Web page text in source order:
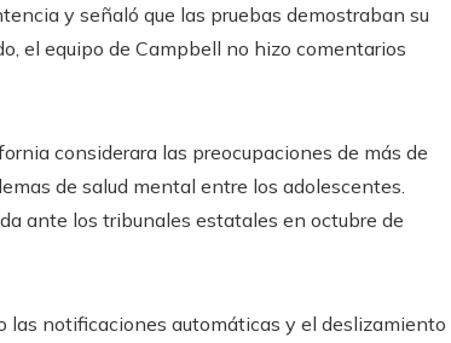
y señaló que las pruebas demostraban su
el equipo de Campbell no hizo comentarios
considerara las preocupaciones de más de
de salud mental entre los adolescentes.
ante los tribunales estatales en octubre de
las notificaciones automáticas y el deslizamiento